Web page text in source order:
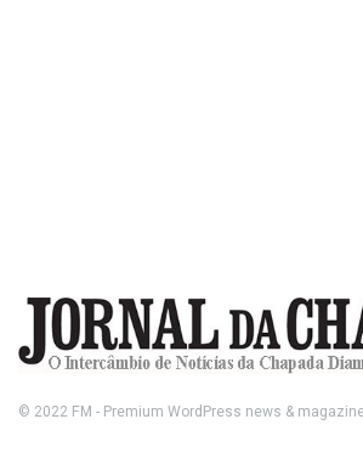
© 2022 FM - Premium WordPress news &